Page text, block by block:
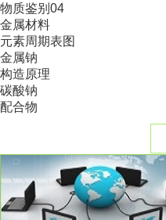
物质鉴别04
金属材料
元素周期表图
金属钠
构造原理
碳酸钠
配合物